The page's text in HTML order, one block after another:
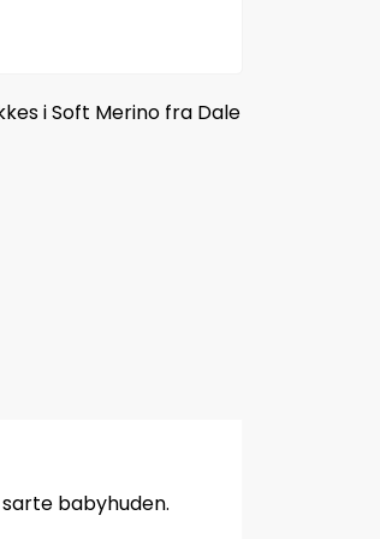
i Soft Merino fra Dale
babyhuden.